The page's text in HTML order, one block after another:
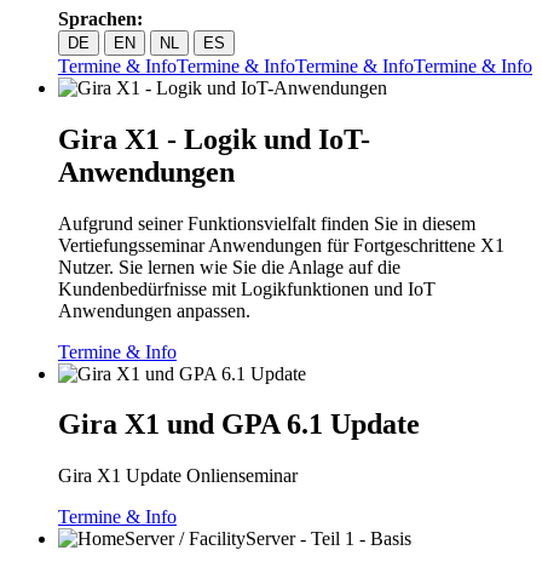
Sprachen:
DE EN NL ES
Termine & InfoTermine & InfoTermine & InfoTermine & Info
Gira X1 - Logik und IoT-
Anwendungen
Aufgrund seiner Funktionsvielfalt finden Sie in diesem
Vertiefungsseminar Anwendungen für Fortgeschrittene X1
Nutzer. Sie lernen wie Sie die Anlage auf die
Kundenbedürfnisse mit Logikfunktionen und IoT
Anwendungen anpassen.
Termine & Info
Gira X1 und GPA 6.1 Update
Gira X1 Update Onlienseminar
Termine & Info